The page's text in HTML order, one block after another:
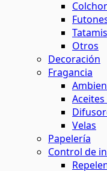
Tatamis
Otros
Decoración
Fragancia
Velas
Papelería
Control de